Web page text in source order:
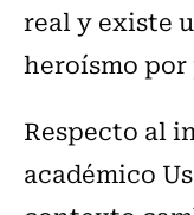
real y existe
heroísmo por
Respecto al
académico